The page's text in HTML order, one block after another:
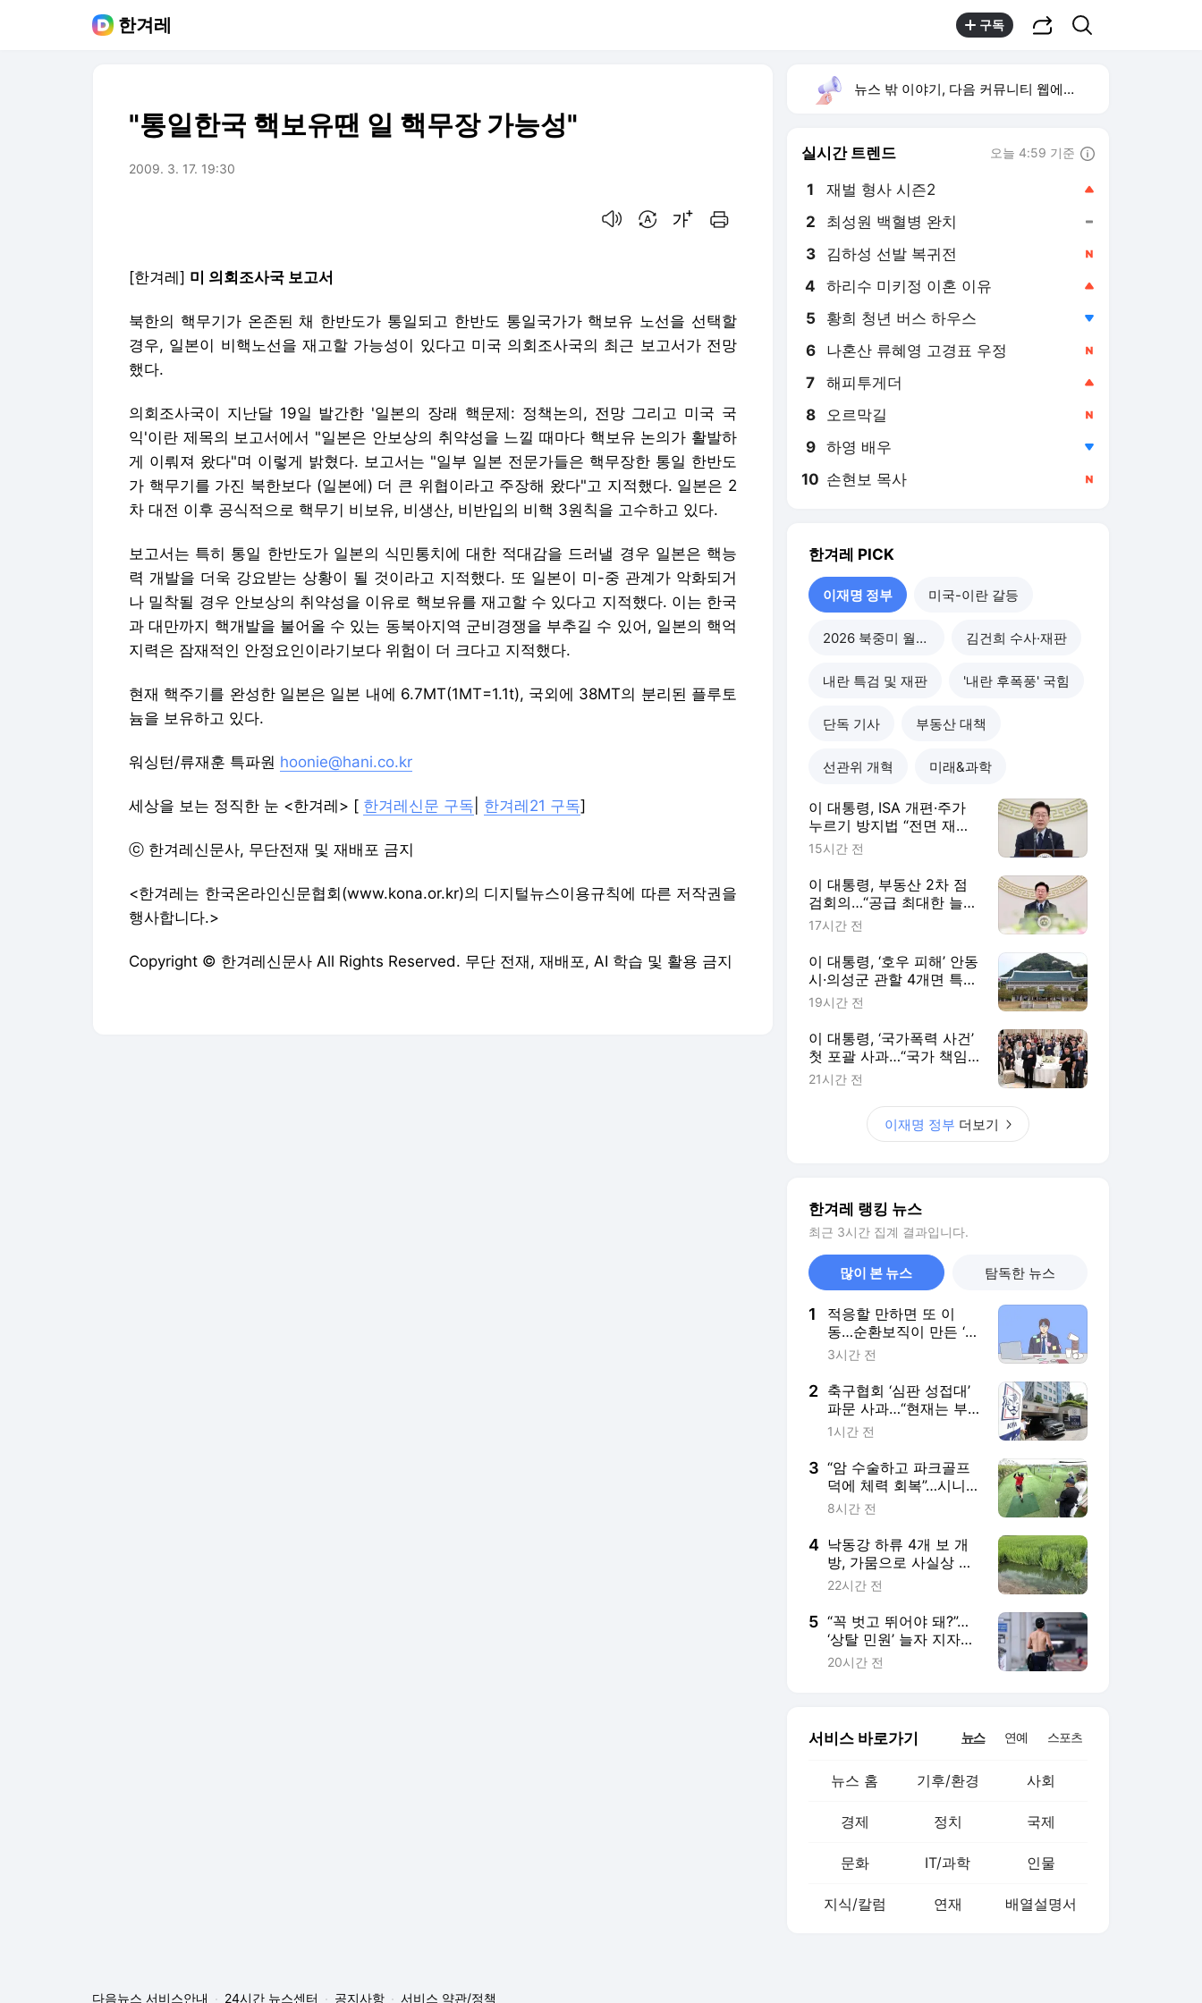
한겨레 구독
"통일한국 핵보유땐 일 핵무장 가능성"
2009. 3. 17. 19:30
[한겨레] 미 의회조사국 보고서
북한의 핵무기가 온존된 채 한반도가 통일되고 한반도 통일국가가 핵보유 노선을 선택할
경우, 일본이 비핵노선을 재고할 가능성이 있다고 미국 의회조사국의 최근 보고서가 전망
했다.
의회조사국이 지난달 19일 발간한 '일본의 장래 핵문제: 정책논의, 전망 그리고 미국 국
익'이란 제목의 보고서에서 "일본은 안보상의 취약성을 느낄 때마다 핵보유 논의가 활발하
게 이뤄져 왔다"며 이렇게 밝혔다. 보고서는 "일부 일본 전문가들은 핵무장한 통일 한반도
가 핵무기를 가진 북한보다 (일본에) 더 큰 위협이라고 주장해 왔다"고 지적했다. 일본은 2
차 대전 이후 공식적으로 핵무기 비보유, 비생산, 비반입의 비핵 3원칙을 고수하고 있다.
보고서는 특히 통일 한반도가 일본의 식민통치에 대한 적대감을 드러낼 경우 일본은 핵능
력 개발을 더욱 강요받는 상황이 될 것이라고 지적했다. 또 일본이 미-중 관계가 악화되거
나 밀착될 경우 안보상의 취약성을 이유로 핵보유를 재고할 수 있다고 지적했다. 이는 한국
과 대만까지 핵개발을 불어올 수 있는 동북아지역 군비경쟁을 부추길 수 있어, 일본의 핵억
지력은 잠재적인 안정요인이라기보다 위험이 더 크다고 지적했다.
현재 핵주기를 완성한 일본은 일본 내에 6.7MT(1MT=1.1t), 국외에 38MT의 분리된 플루토
늄을 보유하고 있다.
워싱턴/류재훈 특파원 hoonie@hani.co.kr
세상을 보는 정직한 눈 <한겨레> [ 한겨레신문 구독 한겨레21 구독]
ⓒ 한겨레신문사, 무단전재 및 재배포 금지
<한겨레는 한국온라인신문협회(www.kona.or.kr)의 디지털뉴스이용규칙에 따른 저작권을
행사합니다.>
Copyright © 한겨레신문사 All Rights Reserved. 무단 전재, 재배포, AI 학습 및 활용 금지
뉴스 밖 이야기, 다음 커뮤니티 웹에서 보기
실시간 트렌드 오늘 4:59 기준
1 재벌 형사 시즌2
2 최성원 백혈병 완치
3 김하성 선발 복귀전
4 하리수 미키정 이혼 이유
5 황희 청년 버스 하우스
6 나혼산 류혜영 고경표 우정
7 해피투게더
8 오르막길
9 하영 배우
10 손현보 목사
한겨레 PICK
이재명 정부 미국-이란 갈등
2026 북중미 월드컵 김건희 수사·재판
내란 특검 및 재판 '내란 후폭풍' 국힘
단독 기사 부동산 대책
선관위 개혁 미래&과학
이 대통령, ISA 개편·주가
누르기 방지법 “전면 재검
토“ 지시
15시간 전
이 대통령, 부동산 2차 점
검회의…“공급 최대한 늘리
고 시기도 앞당겨라”
17시간 전
이 대통령, ‘호우 피해’ 안동
시·의성군 관할 4개면 특별
재난지역 선포
19시간 전
이 대통령, ‘국가폭력 사건’
첫 포괄 사과…“국가 책임
에 유효기간 없다”
21시간 전
이재명 정부 더보기
한겨레 랭킹 뉴스
최근 3시간 집계 결과입니다.
많이 본 뉴스 탐독한 뉴스
1
적응할 만하면 또 이
동…순환보직이 만든 ‘번
아웃’ [.txt]
3시간 전
2 축구협회 ‘심판 성접대’
파문 사과…“현재는 부
적절 행위 없다”
1시간 전
3 “암 수술하고 파크골프
덕에 체력 회복”…시니어
전신 운동으로 각광
8시간 전
4 낙동강 하류 4개 보 개
방, 가뭄으로 사실상 실
패
22시간 전
5 “꼭 벗고 뛰어야 돼?”…
‘상탈 민원’ 늘자 지자체
자제령까지
20시간 전
서비스 바로가기 뉴스 연예 스포츠
뉴스 홈 기후/환경 사회
경제 정치 국제
문화 IT/과학 인물
지식/칼럼 연재 배열설명서
다음뉴스 서비스안내 24시간 뉴스센터 공지사항 서비스 약관/정책